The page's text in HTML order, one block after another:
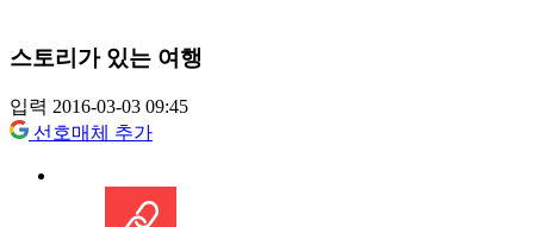
스토리가 있는 여행
입력 2016-03-03 09:45
선호매체 추가